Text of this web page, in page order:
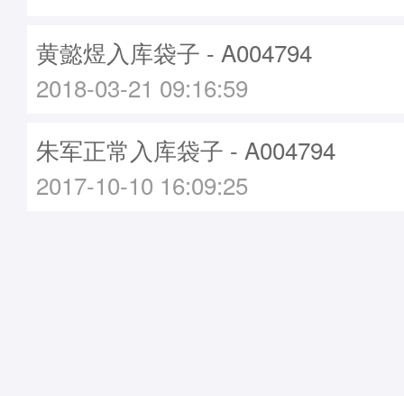
黄懿煜入库袋子 - A004794
2018-03-21 09:16:59
朱军正常入库袋子 - A004794
2017-10-10 16:09:25